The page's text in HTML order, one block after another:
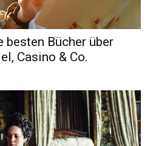
besten Bücher über
Casino & Co.